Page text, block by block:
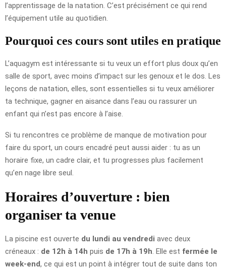
l’apprentissage de la natation. C’est précisément ce qui rend
l’équipement utile au quotidien.
Pourquoi ces cours sont utiles en pratique
L’aquagym est intéressante si tu veux un effort plus doux qu’en
salle de sport, avec moins d’impact sur les genoux et le dos. Les
leçons de natation, elles, sont essentielles si tu veux améliorer
ta technique, gagner en aisance dans l’eau ou rassurer un
enfant qui n’est pas encore à l’aise.
Si tu rencontres ce problème de manque de motivation pour
faire du sport, un cours encadré peut aussi aider : tu as un
horaire fixe, un cadre clair, et tu progresses plus facilement
qu’en nage libre seul.
Horaires d’ouverture : bien
organiser ta venue
La piscine est ouverte du lundi au vendredi avec deux
créneaux : de 12h à 14h puis de 17h à 19h . Elle est fermée le
week-end, ce qui est un point à intégrer tout de suite dans ton